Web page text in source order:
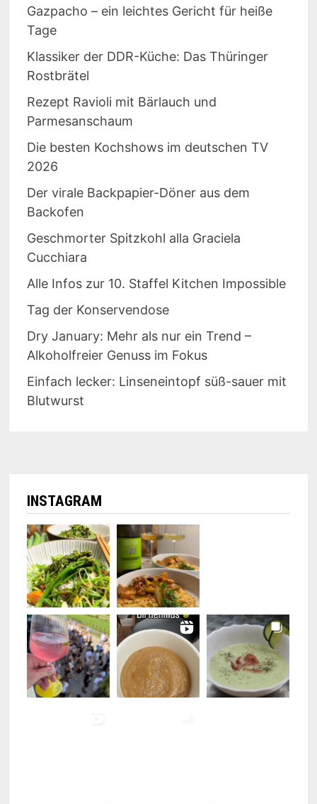
Gazpacho – ein leichtes Gericht für heiße
Tage
Klassiker der DDR-Küche: Das Thüringer
Rostbrätel
Rezept Ravioli mit Bärlauch und
Parmesanschaum
Die besten Kochshows im deutschen TV
2026
Der virale Backpapier-Döner aus dem
Backofen
Geschmorter Spitzkohl alla Graciela
Cucchiara
Alle Infos zur 10. Staffel Kitchen Impossible
Tag der Konservendose
Dry January: Mehr als nur ein Trend –
Alkoholfreier Genuss im Fokus
Einfach lecker: Linseneintopf süß-sauer mit
Blutwurst
INSTAGRAM